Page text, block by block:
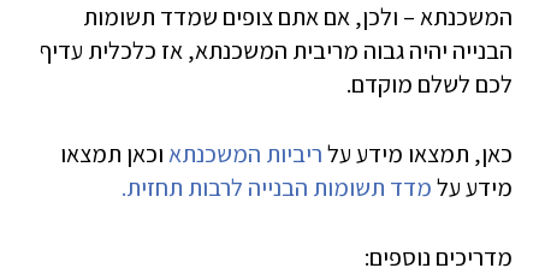
המשכנתא – ולכן, אם אתם צופים שמדד תשומות
הבנייה יהיה גבוה מריבית המשכנתא, אז כלכלית עדיף
לכם לשלם מוקדם.
כאן, תמצאו מידע עלריביות המשכנתאוכאן תמצאו
מידע עלמדד תשומות הבנייה לרבות תחזית.
מדריכים נוספים: